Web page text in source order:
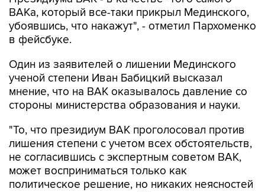
ВАКа, который все-таки прикрыл Мединского,
убоявшись, что накажут", - отметил Пархоменко
в фейсбуке.
Один из заявителей о лишении Мединского
ученой степени Иван Бабицкий высказал
мнение, что на ВАК оказывалось давление со
стороны министерства образования и науки.
"То, что президиум ВАК проголосовал против
лишения степени с учетом всех обстоятельств,
не согласившись с экспертным советом ВАК,
может восприниматься только как
политическое решение, но никаких неясностей